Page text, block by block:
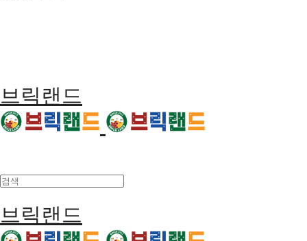
브릭랜드
브릭랜드